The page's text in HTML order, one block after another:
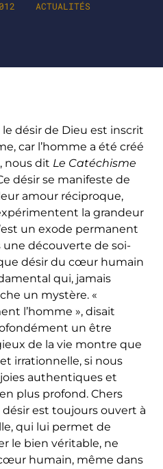
ACTUALITÉS
désir de Dieu est inscrit
car l’homme a été créé
nous dit Le Catéchisme
désir se manifeste de
amour réciproque,
la grandeur
un exode permanent
une découverte de soi-
désir du cœur humain
qui, jamais
un mystère. «
l’homme », disait
un être
de la vie montre que
et irrationnelle, si nous
authentiques et
plus profond. Chers
est toujours ouvert à
qui lui permet de
le bien véritable, ne
humain, même dans